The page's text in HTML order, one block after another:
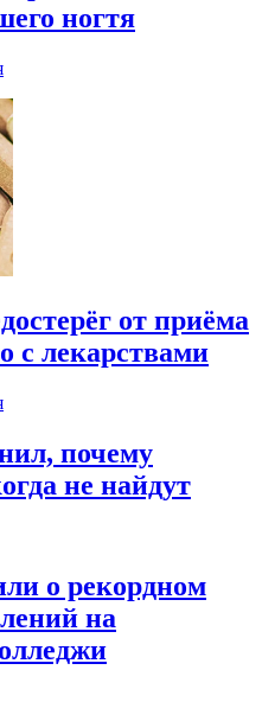
ногтя
от приёма
с лекарствами
почему
не найдут
о рекордном
на